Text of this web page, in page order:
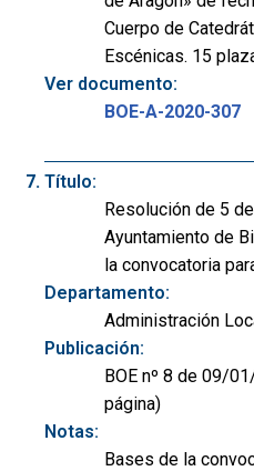
Cuerpo de
Escénicas. 15
Ver documento:
BOE-A-2020-307
Título:
Resolución de 5
Ayuntamiento de
la convocatoria
Departamento:
Administración
Publicación:
BOE nº 8 de 09/
página)
Notas:
Bases de la